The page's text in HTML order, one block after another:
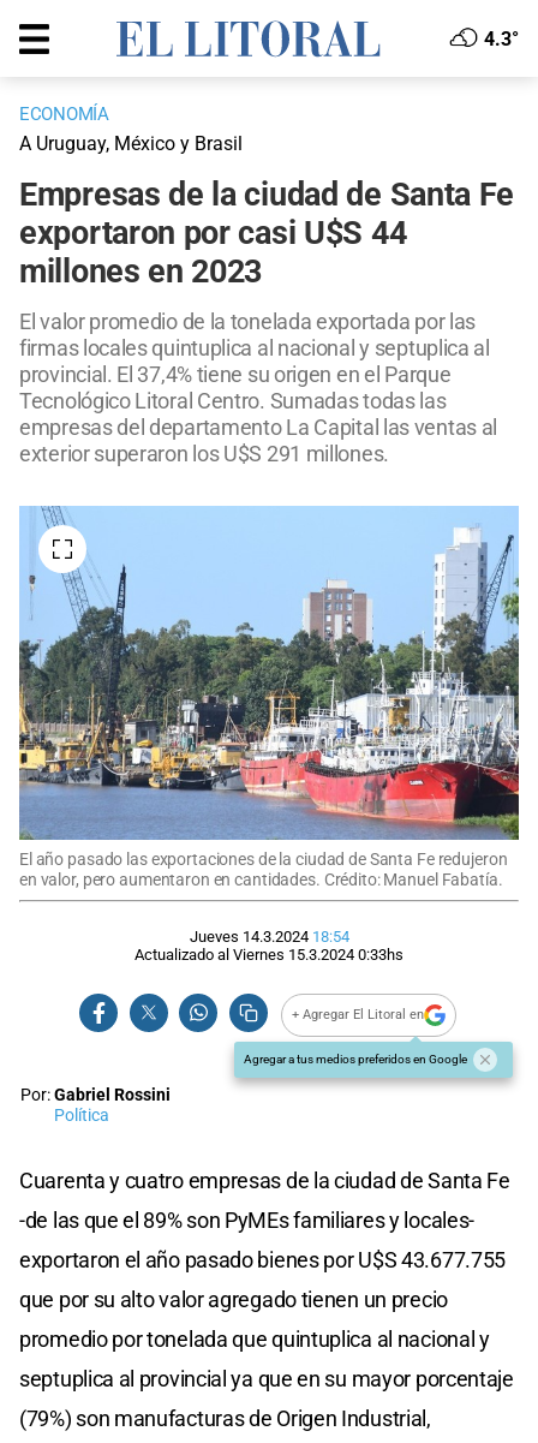
4.3°
ECONOMÍA
A Uruguay, México y Brasil
Empresas de la ciudad de Santa Fe
exportaron por casi U$S 44
millones en 2023
El valor promedio de la tonelada exportada por las
firmas locales quintuplica al nacional y septuplica al
provincial. El 37,4% tiene su origen en el Parque
Tecnológico Litoral Centro. Sumadas todas las
empresas del departamento La Capital las ventas al
exterior superaron los U$S 291 millones.
El año pasado las exportaciones de la ciudad de Santa Fe redujeron
en valor, pero aumentaron en cantidades. Crédito: Manuel Fabatía.
Jueves 14.3.2024 18:54
Actualizado al Viernes 15.3.2024 0:33hs
+ Agregar El Litoral en
Agregar a tus medios preferidos en Google
Por:Gabriel Rossini
Política
Cuarenta y cuatro empresas de la ciudad de Santa Fe
-de las que el 89% son PyMEs familiares y locales-
exportaron el año pasado bienes por U$S 43.677.755
que por su alto valor agregado tienen un precio
promedio por tonelada que quintuplica al nacional y
septuplica al provincial ya que en su mayor porcentaje
(79%) son manufacturas de Origen Industrial,